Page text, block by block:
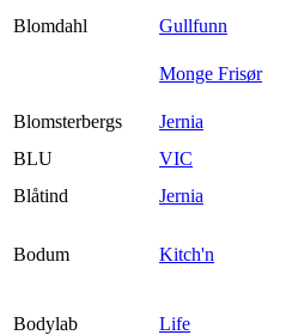
Blomdahl
Gullfunn
Monge Frisør
Blomsterbergs
Jernia
BLU
VIC
Blåtind
Jernia
Bodum Kitch'n
Bodylab Life